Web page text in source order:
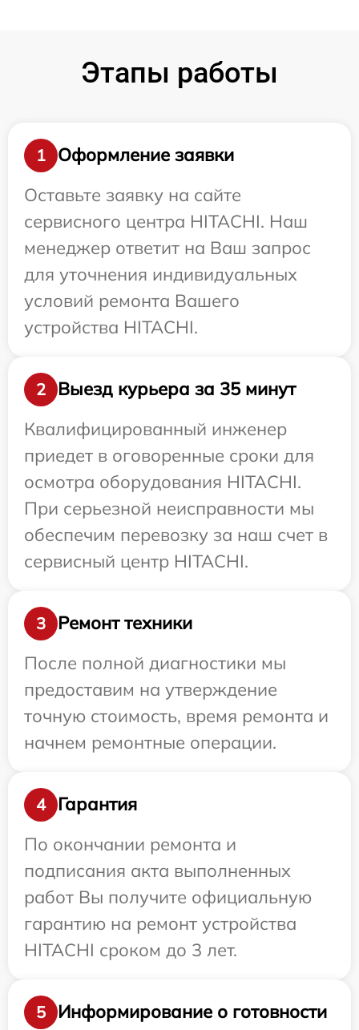
Этапы работы
1
Оформление заявки
Оставьте заявку на сайте
сервисного центра HITACHI. Наш
менеджер ответит на Ваш запрос
для уточнения индивидуальных
условий ремонта Вашего
устройства HITACHI.
2
Выезд курьера за 35 минут
Квалифицированный инженер
приедет в оговоренные сроки для
осмотра оборудования HITACHI.
При серьезной неисправности мы
обеспечим перевозку за наш счет в
сервисный центр HITACHI.
3
Ремонт техники
После полной диагностики мы
предоставим на утверждение
точную стоимость, время ремонта и
начнем ремонтные операции.
4
Гарантия
По окончании ремонта и
подписания акта выполненных
работ Вы получите официальную
гарантию на ремонт устройства
HITACHI сроком до 3 лет.
5 Информирование о готовности